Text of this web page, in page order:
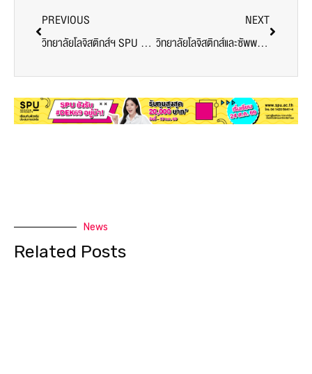
PREVIOUS
วิทยาลัยโลจิสติกส์ฯ SPU ตอกย้ำความเป็นผู้นำ! ยกระดับบัณฑิตพันธุ์ใหม่สู่นักโลจิสติกส์ยุค AI ผ่านเวที The Professional
NEXT
วิทยาลัยโลจิสติกส์และซัพพลายเชน SPU จัดอบรมหลักสูตรพิเศษ Agentic AI in Supply Chain ติดอาวุธ AI สู่โลกงานจริง
News
Related Posts